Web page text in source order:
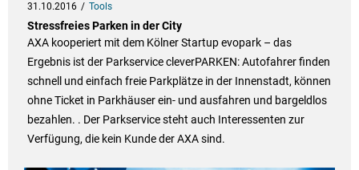
31.10.2016 Tools
Stressfreies Parken in der City
AXA kooperiert mit dem Kölner Startup evopark – das
Ergebnis ist der Parkservice cleverPARKEN: Autofahrer finden
schnell und einfach freie Parkplätze in der Innenstadt, können
ohne Ticket in Parkhäuser ein- und ausfahren und bargeldlos
bezahlen. . Der Parkservice steht auch Interessenten zur
Verfügung, die kein Kunde der AXA sind.